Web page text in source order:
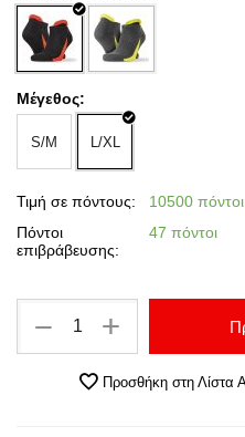
Μέγεθος:
S/M L/XL
Τιμή σε πόντους:
10500 πόντοι
Πόντοι
επιβράβευσης:
47 πόντοι
+
−
Προσθήκη στη Λίστα